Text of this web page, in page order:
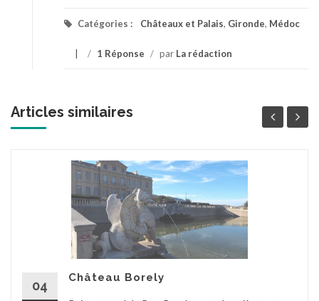
Catégories : Châteaux et Palais, Gironde, Médoc
/ 1 Réponse / par La rédaction
Articles similaires
04
Château Borely